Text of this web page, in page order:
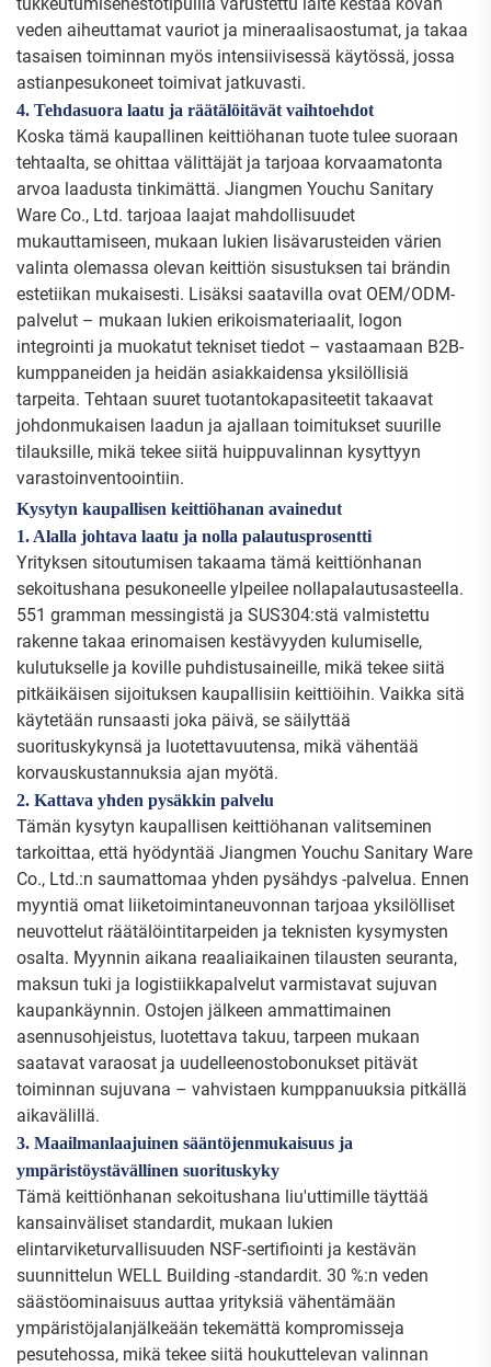
veden aiheuttamat vauriot ja mineraalisaostumat, ja takaa
tasaisen toiminnan myös intensiivisessä käytössä, jossa
astianpesukoneet toimivat jatkuvasti.
4. Tehdasuora laatu ja räätälöitävät vaihtoehdot
Koska tämä kaupallinen keittiöhanan tuote tulee suoraan
tehtaalta, se ohittaa välittäjät ja tarjoaa korvaamatonta
arvoa laadusta tinkimättä. Jiangmen Youchu Sanitary
Ware Co., Ltd. tarjoaa laajat mahdollisuudet
mukauttamiseen, mukaan lukien lisävarusteiden värien
valinta olemassa olevan keittiön sisustuksen tai brändin
estetiikan mukaisesti. Lisäksi saatavilla ovat OEM/ODM-
palvelut – mukaan lukien erikoismateriaalit, logon
integrointi ja muokatut tekniset tiedot – vastaamaan B2B-
kumppaneiden ja heidän asiakkaidensa yksilöllisiä
tarpeita. Tehtaan suuret tuotantokapasiteetit takaavat
johdonmukaisen laadun ja ajallaan toimitukset suurille
tilauksille, mikä tekee siitä huippuvalinnan kysyttyyn
varastoinventoointiin.
Kysytyn kaupallisen keittiöhanan avainedut
1. Alalla johtava laatu ja nolla palautusprosentti
Yrityksen sitoutumisen takaama tämä keittiönhanan
sekoitushana pesukoneelle ylpeilee nollapalautusasteella.
551 gramman messingistä ja SUS304:stä valmistettu
rakenne takaa erinomaisen kestävyyden kulumiselle,
kulutukselle ja koville puhdistusaineille, mikä tekee siitä
pitkäikäisen sijoituksen kaupallisiin keittiöihin. Vaikka sitä
käytetään runsaasti joka päivä, se säilyttää
suorituskykynsä ja luotettavuutensa, mikä vähentää
korvauskustannuksia ajan myötä.
2. Kattava yhden pysäkkin palvelu
Tämän kysytyn kaupallisen keittiöhanan valitseminen
tarkoittaa, että hyödyntää Jiangmen Youchu Sanitary Ware
Co., Ltd.:n saumattomaa yhden pysähdys -palvelua. Ennen
myyntiä omat liiketoimintaneuvonnan tarjoaa yksilölliset
neuvottelut räätälöintitarpeiden ja teknisten kysymysten
osalta. Myynnin aikana reaaliaikainen tilausten seuranta,
maksun tuki ja logistiikkapalvelut varmistavat sujuvan
kaupankäynnin. Ostojen jälkeen ammattimainen
asennusohjeistus, luotettava takuu, tarpeen mukaan
saatavat varaosat ja uudelleenostobonukset pitävät
toiminnan sujuvana – vahvistaen kumppanuuksia pitkällä
aikavälillä.
3. Maailmanlaajuinen sääntöjenmukaisuus ja
ympäristöystävällinen suorituskyky
Tämä keittiönhanan sekoitushana liu'uttimille täyttää
kansainväliset standardit, mukaan lukien
elintarviketurvallisuuden NSF-sertifiointi ja kestävän
suunnittelun WELL Building -standardit. 30 %:n veden
säästöominaisuus auttaa yrityksiä vähentämään
ympäristöjalanjälkeään tekemättä kompromisseja
pesutehossa, mikä tekee siitä houkuttelevan valinnan